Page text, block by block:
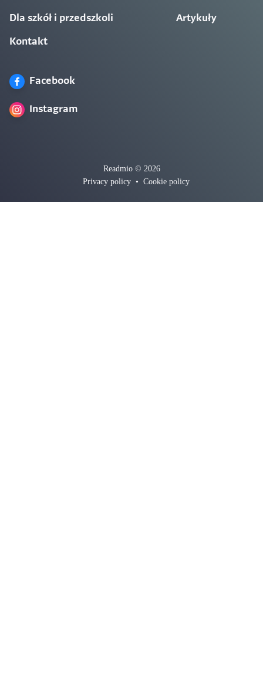
Dla szkół i przedszkoli
Kontakt
Artykuły
Facebook
Instagram
Readmio © 2026
Privacy policy • Cookie policy